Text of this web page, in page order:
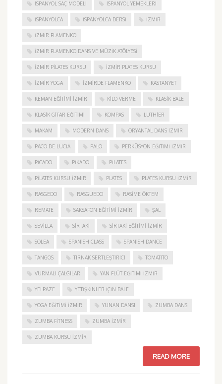
İSPANYOL SAÇ MODELI İSPANYOL YEMEKLERI
İSPANYOLCA İSPANYOLCA DERSI IZMIR
IZMIR FLAMENKO
İZMIR FLAMENKO DANS VE MÜZIK ATÖLYESI
İZMIR PILATES KURSU İZMIR PLATES KURSU
İZMIR YOGA IZMIRDE FLAMENKO KASTANYET
KEMAN EĞITIMI İZMIR KILO VERME KLASIK BALE
KLASIK GITAR EĞITIMI KOMPAS LUTHIER
MAKAM MODERN DANS ORYANTAL DANS İZMIR
PACO DE LUCIA PALO PERKÜSYON EĞITIMI İZMIR
PICADO PIKADO PILATES
PILATES KURSU İZMIR PLATES PLATES KURSU İZMIR
RASGEDO RASGUEDO RASIME ÖKTEM
REMATE SAKSAFON EĞITIMI İZMIR ŞAL
SEVILLA SIRTAKI SIRTAKI EĞITIMI İZMIR
SOLEA SPANISH CLASS SPANISH DANCE
TANGOS TIRNAK SERTLEŞTIRICI TOMATITO
VURMALI ÇALGILAR YAN FLÜT EĞITIMI İZMIR
YELPAZE YETIŞKINLER IÇIN BALE
YOGA EĞITIMI İZMIR YUNAN DANSI ZUMBA DANS
ZUMBA FITNESS ZUMBA İZMIR
ZUMBA KURSU İZMIR
READ MORE